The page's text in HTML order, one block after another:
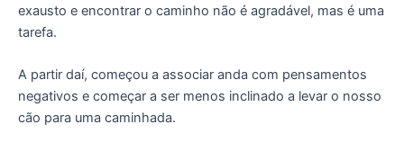
exausto e encontrar o caminho não é agradável, mas é uma
tarefa.
A partir daí, começou a associar anda com pensamentos
negativos e começar a ser menos inclinado a levar o nosso
cão para uma caminhada.